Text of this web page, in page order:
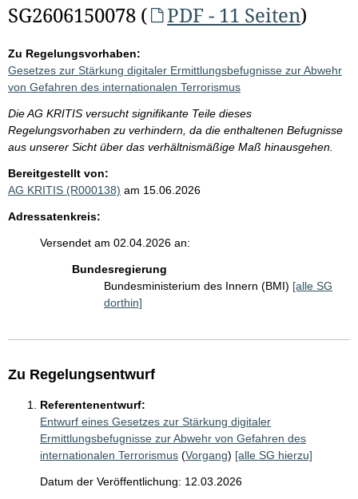
SG2606150078 (
PDF - 11 Seiten)
Zu Regelungsvorhaben:
Gesetzes zur Stärkung digitaler Ermittlungsbefugnisse zur Abwehr
von Gefahren des internationalen Terrorismus
Die AG KRITIS versucht signifikante Teile dieses
Regelungsvorhaben zu verhindern, da die enthaltenen Befugnisse
aus unserer Sicht über das verhältnismäßige Maß hinausgehen.
Bereitgestellt von:
AG KRITIS (R000138) am 15.06.2026
Adressatenkreis:
Versendet am 02.04.2026 an:
Bundesregierung
Bundesministerium des Innern (BMI) [alle SG
dorthin]
Zu Regelungsentwurf
Referentenentwurf:
Entwurf eines Gesetzes zur Stärkung digitaler
Ermittlungsbefugnisse zur Abwehr von Gefahren des
internationalen Terrorismus (Vorgang) [alle SG hierzu]
Datum der Veröffentlichung: 12.03.2026